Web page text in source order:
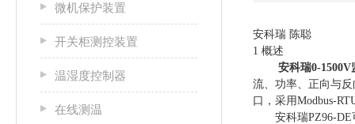
微机保护装置
开关柜测控装置
温湿度控制器
在线测温
安科瑞 陈聪
1 概述
安科瑞0-
流、功率、正向与
口，采用Modbus-
安科瑞PZ96-DE可